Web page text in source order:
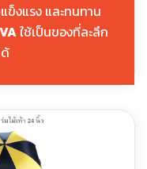
ข็งแรง และทนทาน
ใช้เป็นของที่ละลึก